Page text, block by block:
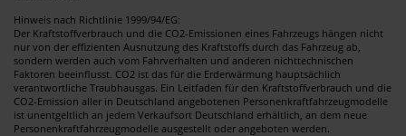
Hinweis nach Richtlinie 1999/94/EG:
Der Kraftstoffverbrauch und die CO2-Emissionen eines Fahrzeugs hängen nicht
nur von der effizienten Ausnutzung des Kraftstoffs durch das Fahrzeug ab,
sondern werden auch vom Fahrverhalten und anderen nichttechnischen
Faktoren beeinflusst. CO2 ist das für die Erderwärmung hauptsächlich
verantwortliche Traubhausgas. Ein Leitfaden für den Kraftstoffverbrauch und die
CO2-Emission aller in Deutschland angebotenen Personenkraftfahrzeugmodelle
ist unentgeltlich an jedem Verkaufsort Deutschland erhältlich, an dem neue
Personenkraftfahrzeugmodelle ausgestellt oder angeboten werden.